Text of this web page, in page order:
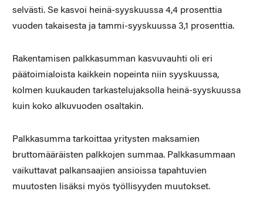
selvästi. Se kasvoi heinä-syyskuussa 4,4 prosenttia
vuoden takaisesta ja tammi-syyskuussa 3,1 prosenttia.
Rakentamisen palkkasumman kasvuvauhti oli eri
päätoimialoista kaikkein nopeinta niin syyskuussa,
kolmen kuukauden tarkastelujaksolla heinä-syyskuussa
kuin koko alkuvuoden osaltakin.
Palkkasumma tarkoittaa yritysten maksamien
bruttomääräisten palkkojen summaa. Palkkasummaan
vaikuttavat palkansaajien ansioissa tapahtuvien
muutosten lisäksi myös työllisyyden muutokset.